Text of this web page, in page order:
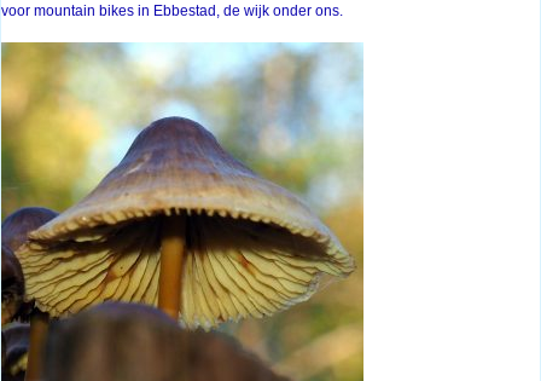
voor mountain bikes in Ebbestad, de wijk onder ons.